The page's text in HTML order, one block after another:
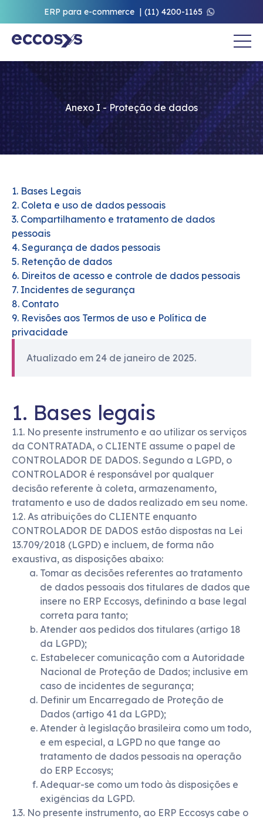
ERP para e-commerce (11) 4200-1165
Anexo I - Proteção de dados
1. Bases Legais
2. Coleta e uso de dados pessoais
3. Compartilhamento e tratamento de dados
pessoais
4. Segurança de dados pessoais
5. Retenção de dados
6. Direitos de acesso e controle de dados pessoais
7. Incidentes de segurança
8. Contato
9. Revisões aos Termos de uso e Política de
privacidade
Atualizado em 24 de janeiro de 2025.
1. Bases legais
1.1. No presente instrumento e ao utilizar os serviços
da CONTRATADA, o CLIENTE assume o papel de
CONTROLADOR DE DADOS. Segundo a LGPD, o
CONTROLADOR é responsável por qualquer
decisão referente à coleta, armazenamento,
tratamento e uso de dados realizado em seu nome.
1.2. As atribuições do CLIENTE enquanto
CONTROLADOR DE DADOS estão dispostas na Lei
13.709/2018 (LGPD) e incluem, de forma não
exaustiva, as disposições abaixo:
Tomar as decisões referentes ao tratamento
de dados pessoais dos titulares de dados que
insere no ERP Eccosys, definindo a base legal
correta para tanto;
Atender aos pedidos dos titulares (artigo 18
da LGPD);
Estabelecer comunicação com a Autoridade
Nacional de Proteção de Dados; inclusive em
caso de incidentes de segurança;
Definir um Encarregado de Proteção de
Dados (artigo 41 da LGPD);
Atender à legislação brasileira como um todo,
e em especial, a LGPD no que tange ao
tratamento de dados pessoais na operação
do ERP Eccosys;
Adequar-se como um todo às disposições e
exigências da LGPD.
1.3. No presente instrumento, ao ERP Eccosys cabe o